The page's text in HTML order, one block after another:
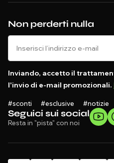
Seguici sui social
Resta in "pista" con noi
Non perderti nulla
Inviando, accetto il
l'invio di e-mail promozionali.
#sconti #esclusive #notizie